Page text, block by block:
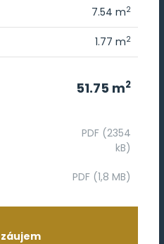
7.54 m2
1.77 m2
51.75 m2
PDF (2354
kB)
PDF (1,8 MB)